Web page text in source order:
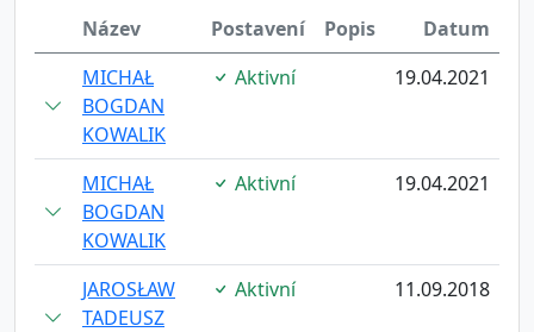
Název
Postavení Popis
Datum
MICHAŁ
BOGDAN
KOWALIK
Aktivní 19.04.2021
MICHAŁ
BOGDAN
KOWALIK
Aktivní 19.04.2021
JAROSŁAW
TADEUSZ
Aktivní 11.09.2018